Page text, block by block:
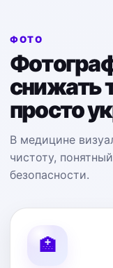
ФОТО
снижать
просто
В медицине
чистоту,
безопасности.
🏥